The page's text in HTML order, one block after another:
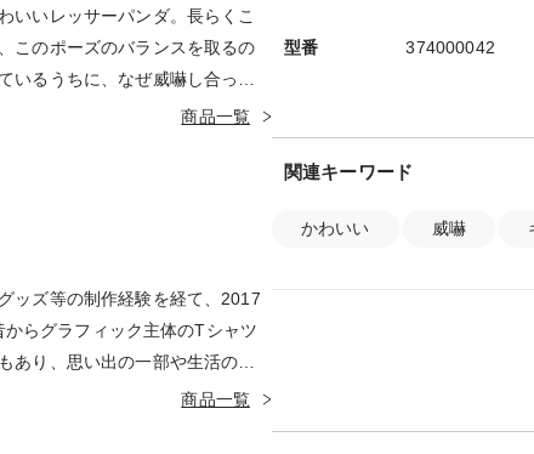
いいレッサーパンダ。長らくこ
このポーズのバランスを取るの
いるうちに、なぜ威嚇し合って
商品一覧
ッズ等の制作経験を経て、2017
らグラフィック主体のTシャツ
あり、思い出の一部や生活の彩
心がけて日々制作している。好
商品一覧
型番 374000042
関連キーワード
かわいい 威嚇